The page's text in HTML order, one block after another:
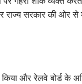
राज्य सरकार की ओर से
और रेलवे बोर्ड के